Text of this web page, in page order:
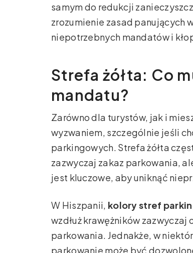
samym do redukcji
zrozumienie zasad panujących
niepotrzebnych mandatów i
Strefa żółta: Co
mandatu?
Zarówno dla turystów, jak i
wyzwaniem, szczególnie jeśli
parkingowych. Strefa żółta
zazwyczaj zakaz parkowania,
jest kluczowe, aby uniknąć
W Hiszpanii, kolory stref
wzdłuż krawężników zazwyczaj
parkowania. Jednakże, w
parkowanie może być